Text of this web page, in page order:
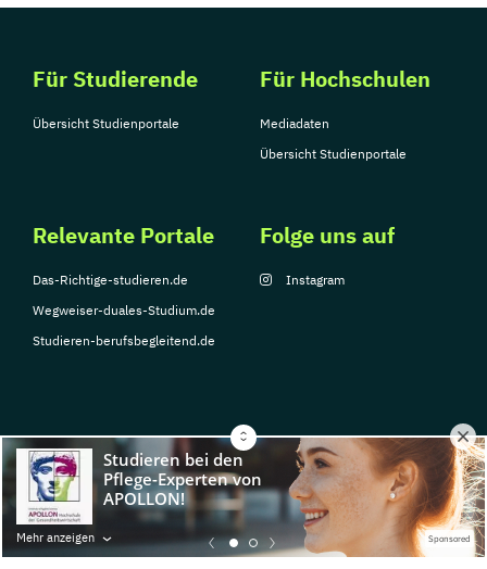
Mehr anzeigen Sponsored
Für Studierende
Übersicht Studienportale
Für Hochschulen
Mediadaten
Übersicht Studienportale
Relevante Portale
Das-Richtige-studieren.de
Wegweiser-duales-Studium.de
Studieren-berufsbegleitend.de
Folge uns auf
Instagram
© Copyright 2026, TarGroup Media GmbH
Impressum
Datenschutzerklärung Nutzungsbedingungen